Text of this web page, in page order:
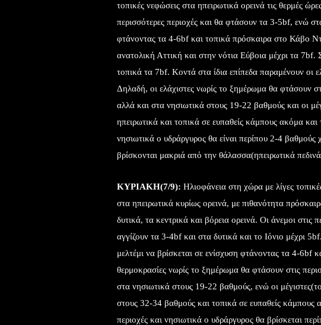
τοπικές νεφώσεις στα ηπειρωτικά ορεινά τις θερμές
περισσότερες περιοχές και θα φτάσουν τα 3-5bf, ενώ
φτάνοντας τα 4-6bf και τοπικά πρόσκαιρα στο Κάβο
ανατολική Αττική και στην νότια Εύβοια μέχρι τα
τοπικά τα 7bf. Κοντά στα ίδια επίπεδα παραμένουν οι
Δηλαδή, οι ελάχιστες νωρίς το ξημέρωμα θα φτάσουν
αλλά και στα νησιωτικά στους 19-22 βαθμούς και οι
ηπειρωτικά και τοπικά σε ευπαθείς κάμπους ακόμα
νησιωτικά ο υδράργυρος θα είναι περίπου 2-4 βαθμούς
βρίσκονται μακριά από την θάλασσα(ηπειρωτικά
ΚΥΡΙΑΚΗ(7/9): Ηλιοφάνεια στη χώρα με λίγες
στα ηπειρωτικά κυρίως ορεινά, με πιθανότητα
δυτικά, τα κεντρικά και βόρεια ορεινά. Οι άνεμοι στις
αγγίζουν τα 3-4bf και στα δυτικά και το Ιόνιο μέχρι
μελτέμι να βρίσκεται σε ενίσχυση φτάνοντας τα 4-6bf
θερμοκρασίες νωρίς το ξημέρωμα θα φτάσουν στις
στα νησιωτικά στους 19-22 βαθμούς, ενώ οι
στους 32-34 βαθμούς και τοπικά σε ευπαθείς
περιοχές και νησιωτικά ο υδράργυρος θα βρίσκεται